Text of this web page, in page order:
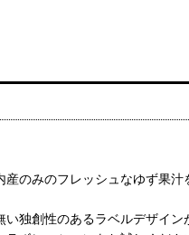
のみのフレッシュなゆず果汁
独創性のあるラベルデザイ